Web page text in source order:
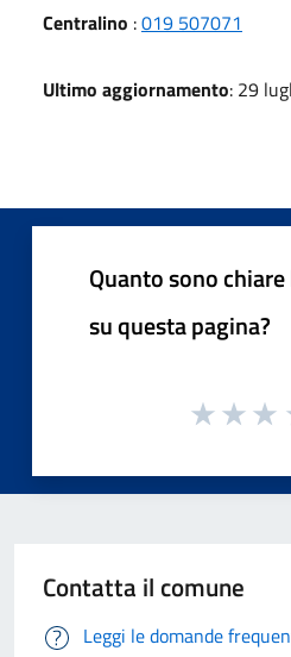
Centralino :019 507071
Ultimo aggiornamento: 29
Quanto sono
su questa pagina?
Contatta il comune
Leggi le domande